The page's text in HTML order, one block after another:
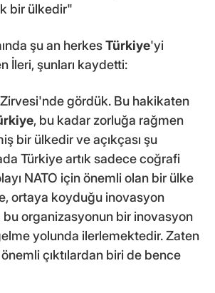
bir ülkedir"
şu an herkesTürkiye'yi
İleri, şunları kaydetti:
gördük. Bu hakikaten
, bu kadar zorluğa rağmen
bir ülkedir ve açıkçası şu
Türkiye artık sadece coğrafi
NATO için önemli olan bir ülke
ortaya koyduğu inovasyon
organizasyonun bir inovasyon
yolunda ilerlemektedir. Zaten
çıktılardan biri de bence